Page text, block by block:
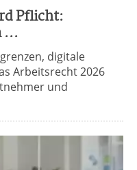
Pflicht:
...
digitale
Arbeitsrecht 2026
und